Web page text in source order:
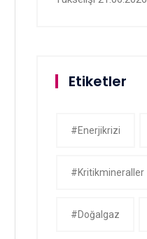
Etiketler
#enerjikrizi
#kritikmineraller
#doğalgaz